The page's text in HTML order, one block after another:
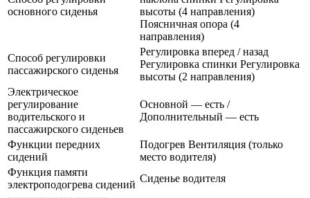
основного сиденья
высоты (4 направления)
Поясничная опора (4
направления)
Способ регулировки
пассажирского сиденья
Регулировка вперед / назад
Регулировка спинки Регулировка
высоты (2 направления)
Электрическое
регулирование
водительского и
пассажирского сиденьев
Основной — есть /
Дополнительный — есть
Функции передних
сидений
Подогрев Вентиляция (только
место водителя)
Функция памяти
электроподогрева сидений
Сиденье водителя